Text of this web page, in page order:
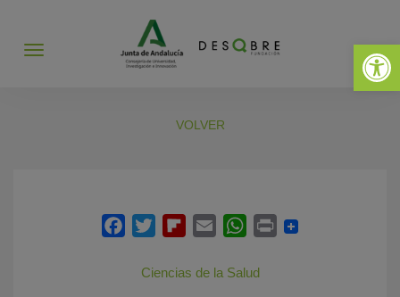
Abrir
Abrir
VOLVER
Ciencias de la Salud